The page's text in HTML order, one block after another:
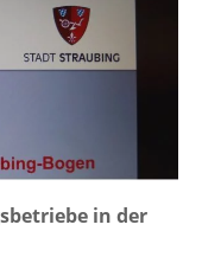
in der